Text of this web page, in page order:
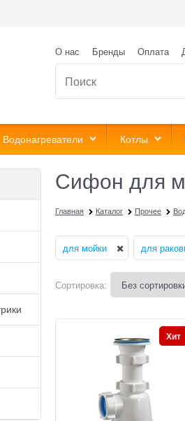
О нас Бренды Оплата
Водонагреватели Котлы
Сифон для
Главная Каталог Прочее
для мойки для
Сортировка:
Хит